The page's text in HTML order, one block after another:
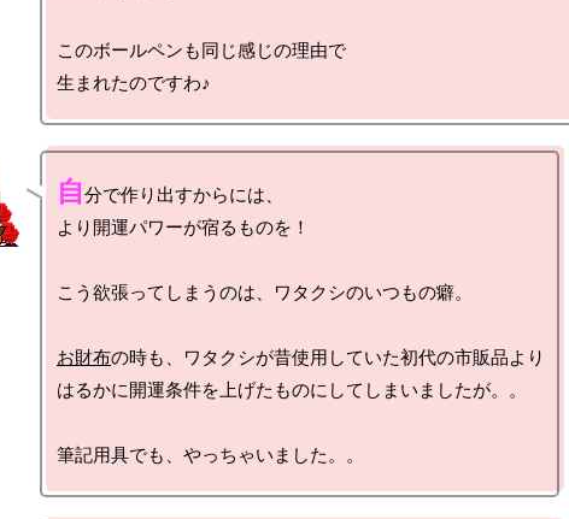
このボールペンも同じ感じの理由で
自分で作り出すからには、
より開運パワーが宿るものを！
こう欲張ってしまうのは、ワタクシのいつもの癖。
お財布の時も、ワタクシが昔使用していた初代の市販品より
はるかに開運条件を上げたものにしてしまいましたが。。